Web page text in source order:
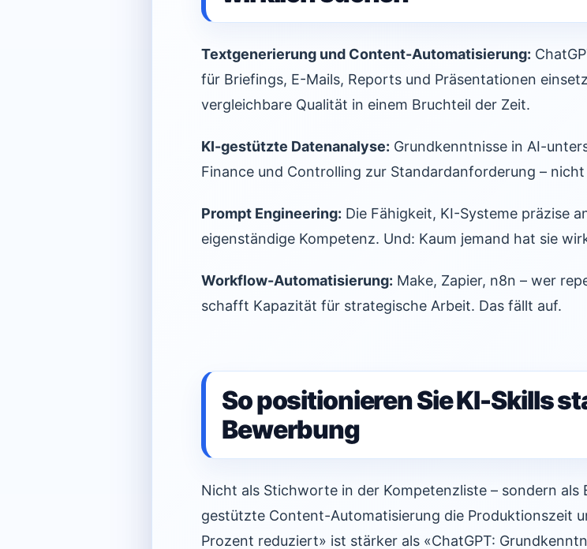
Textgenerierung und Content-Automatisierung:
für Briefings, E-Mails, Reports und Präsentationen
vergleichbare Qualität in einem Bruchteil der Zeit.
KI-gestützte Datenanalyse: Grundkenntnisse in AI-
Finance und Controlling zur Standardanforderung –
Prompt Engineering: Die Fähigkeit, KI-Systeme präzise
eigenständige Kompetenz. Und: Kaum jemand hat sie
Workflow-Automatisierung: Make, Zapier, n8n – wer
schafft Kapazität für strategische Arbeit. Das fällt auf.
So positionieren Sie KI-Skills
Bewerbung
Nicht als Stichworte in der Kompetenzliste – sondern als
gestützte Content-Automatisierung die Produktionszeit
Prozent reduziert» ist stärker als «ChatGPT: